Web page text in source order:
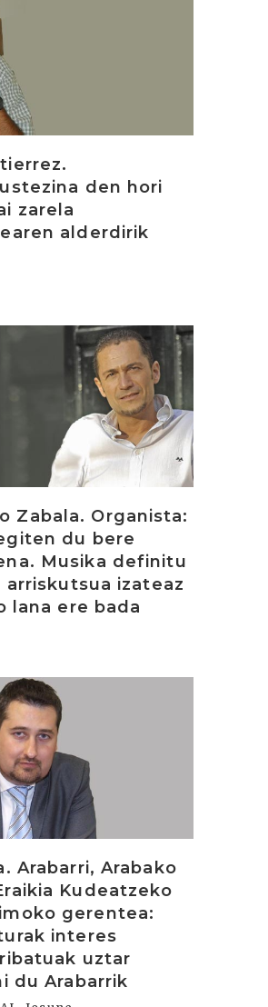
den hori
zarela
alderdirik
Zabala. Organista:
du bere
Musika definitu
arriskutsua izateaz
lana ere bada
Arabarri, Arabako
Kudeatzeko
gerentea:
interes
uztar
du Arabarrik